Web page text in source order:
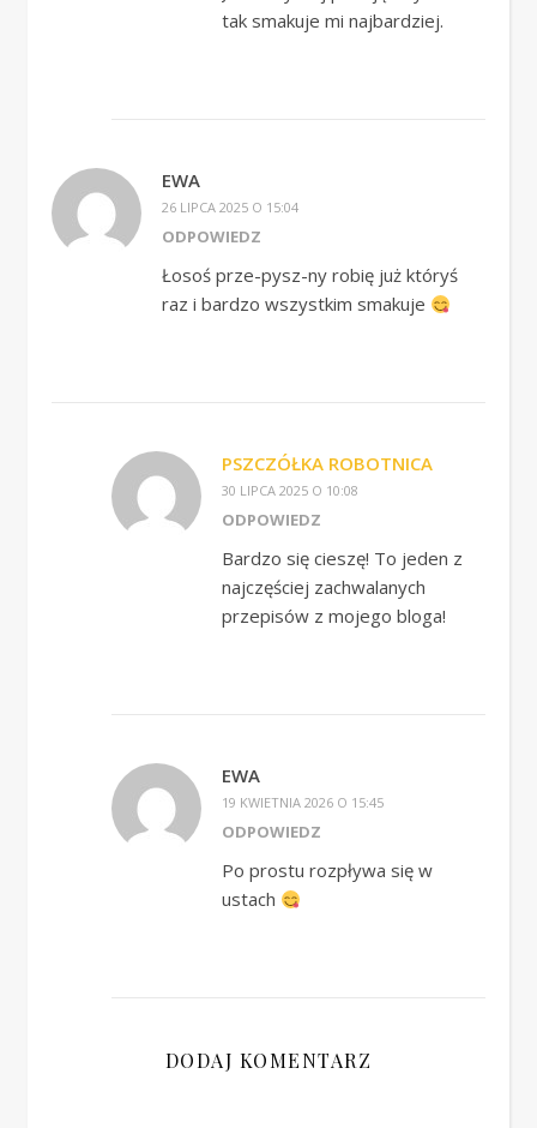
tak smakuje mi najbardziej.
EWA
26 LIPCA 2025 O 15:04
ODPOWIEDZ
Łosoś prze-pysz-ny robię już któryś
raz i bardzo wszystkim smakuje
PSZCZÓŁKA ROBOTNICA
30 LIPCA 2025 O 10:08
ODPOWIEDZ
Bardzo się cieszę! To jeden z
najczęściej zachwalanych
przepisów z mojego bloga!
EWA
19 KWIETNIA 2026 O 15:45
ODPOWIEDZ
Po prostu rozpływa się w
ustach
DODAJ KOMENTARZ